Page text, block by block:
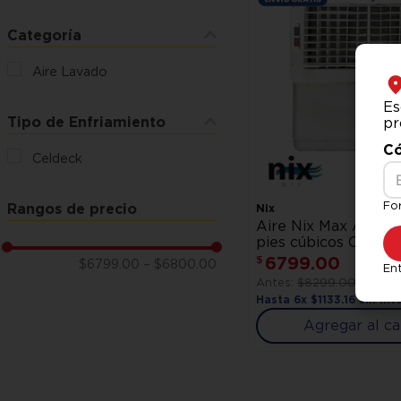
Categoría
Aire Lavado
Tipo de Enfriamiento
Celdeck
Rangos de precio
$6799.00 – $6800.00
Nix
Aire Nix Max A-
pies cúbicos
$ 6799.00
$8299.00
Hasta 6x $1133.16sin
Agregar al